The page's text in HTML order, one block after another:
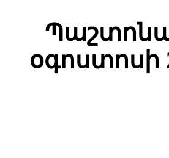
օգոստոսի